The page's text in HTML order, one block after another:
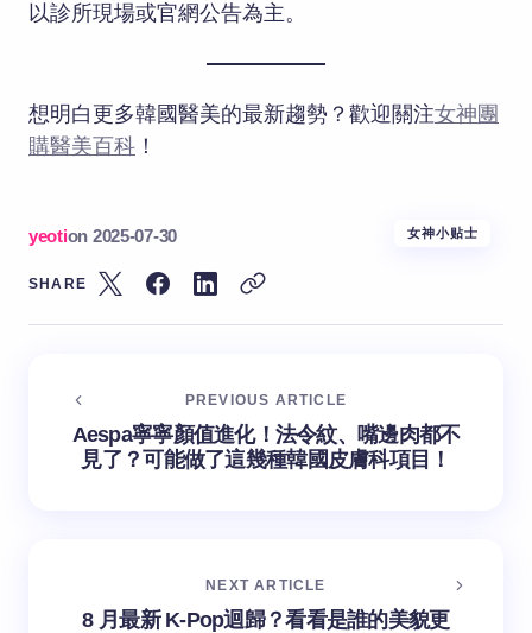
以診所現場或官網公告為主。
想明白更多韓國醫美的最新趨勢？歡迎關注女神團
購醫美百科 ！
yeotion 2025-07-30 女神小贴士
SHARE
PREVIOUS ARTICLE
Aespa寧寧顏值進化！法令紋、嘴邊肉都不
見了？可能做了這幾種韓國皮膚科項目！
NEXT ARTICLE
8 月最新 K-Pop迴歸？看看是誰的美貌更